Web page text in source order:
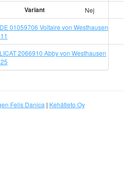
Variant Nej
01059706 Voltaire von Westhausen
2066910 Abby von Westhausen
Felis Danica | Kehätieto Oy